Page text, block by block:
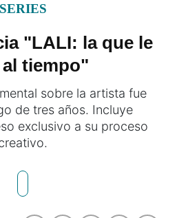
SERIES
"LALI: la que le
al tiempo"
sobre la artista fue
de tres años. Incluye
exclusivo a su proceso